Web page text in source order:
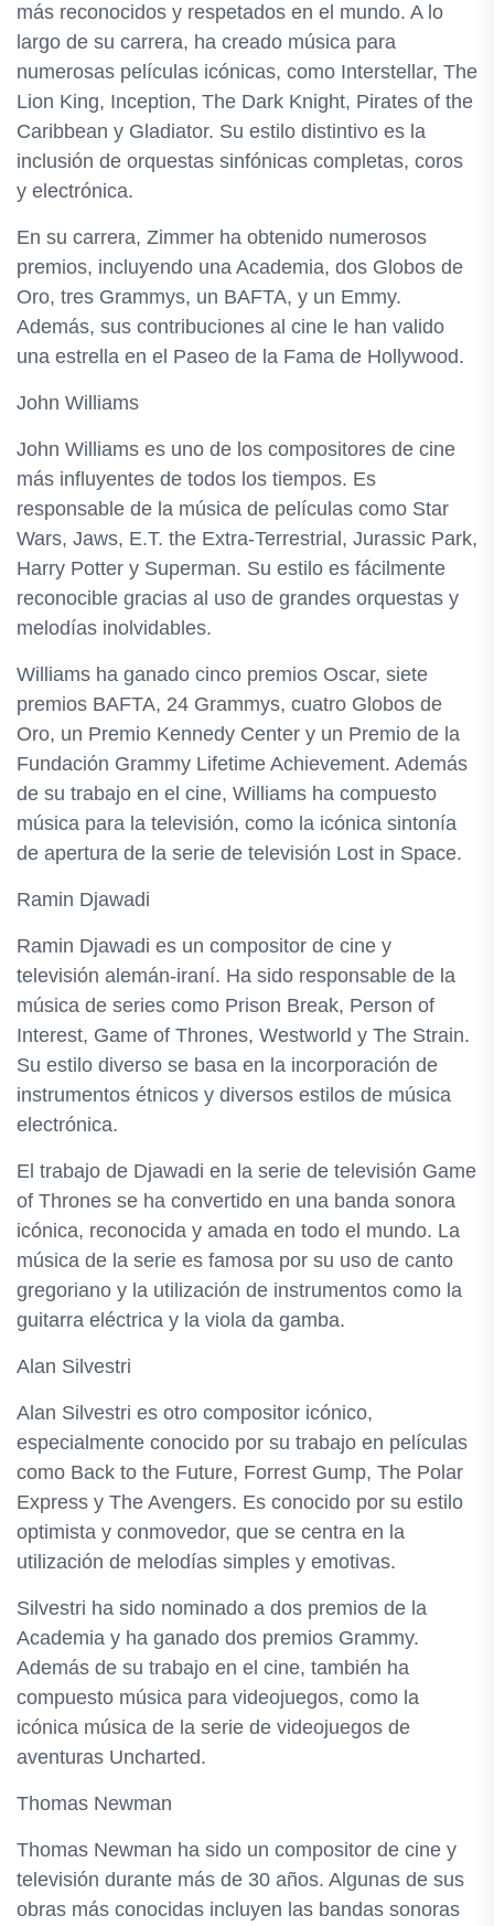
más reconocidos y respetados en el mundo. A lo
largo de su carrera, ha creado música para
numerosas películas icónicas, como Interstellar, The
Lion King, Inception, The Dark Knight, Pirates of the
Caribbean y Gladiator. Su estilo distintivo es la
inclusión de orquestas sinfónicas completas, coros
y electrónica.
En su carrera, Zimmer ha obtenido numerosos
premios, incluyendo una Academia, dos Globos de
Oro, tres Grammys, un BAFTA, y un Emmy.
Además, sus contribuciones al cine le han valido
una estrella en el Paseo de la Fama de Hollywood.
John Williams
John Williams es uno de los compositores de cine
más influyentes de todos los tiempos. Es
responsable de la música de películas como Star
Wars, Jaws, E.T. the Extra-Terrestrial, Jurassic Park,
Harry Potter y Superman. Su estilo es fácilmente
reconocible gracias al uso de grandes orquestas y
melodías inolvidables.
Williams ha ganado cinco premios Oscar, siete
premios BAFTA, 24 Grammys, cuatro Globos de
Oro, un Premio Kennedy Center y un Premio de la
Fundación Grammy Lifetime Achievement. Además
de su trabajo en el cine, Williams ha compuesto
música para la televisión, como la icónica sintonía
de apertura de la serie de televisión Lost in Space.
Ramin Djawadi
Ramin Djawadi es un compositor de cine y
televisión alemán-iraní. Ha sido responsable de la
música de series como Prison Break, Person of
Interest, Game of Thrones, Westworld y The Strain.
Su estilo diverso se basa en la incorporación de
instrumentos étnicos y diversos estilos de música
electrónica.
El trabajo de Djawadi en la serie de televisión Game
of Thrones se ha convertido en una banda sonora
icónica, reconocida y amada en todo el mundo. La
música de la serie es famosa por su uso de canto
gregoriano y la utilización de instrumentos como la
guitarra eléctrica y la viola da gamba.
Alan Silvestri
Alan Silvestri es otro compositor icónico,
especialmente conocido por su trabajo en películas
como Back to the Future, Forrest Gump, The Polar
Express y The Avengers. Es conocido por su estilo
optimista y conmovedor, que se centra en la
utilización de melodías simples y emotivas.
Silvestri ha sido nominado a dos premios de la
Academia y ha ganado dos premios Grammy.
Además de su trabajo en el cine, también ha
compuesto música para videojuegos, como la
icónica música de la serie de videojuegos de
aventuras Uncharted.
Thomas Newman
Thomas Newman ha sido un compositor de cine y
televisión durante más de 30 años. Algunas de sus
obras más conocidas incluyen las bandas sonoras